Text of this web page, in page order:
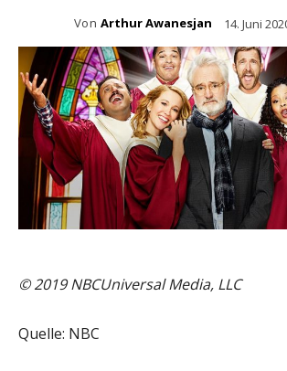
Von Arthur Awanesjan 14. Juni
© 2019 NBCUniversal Media, LLC
Quelle: NBC